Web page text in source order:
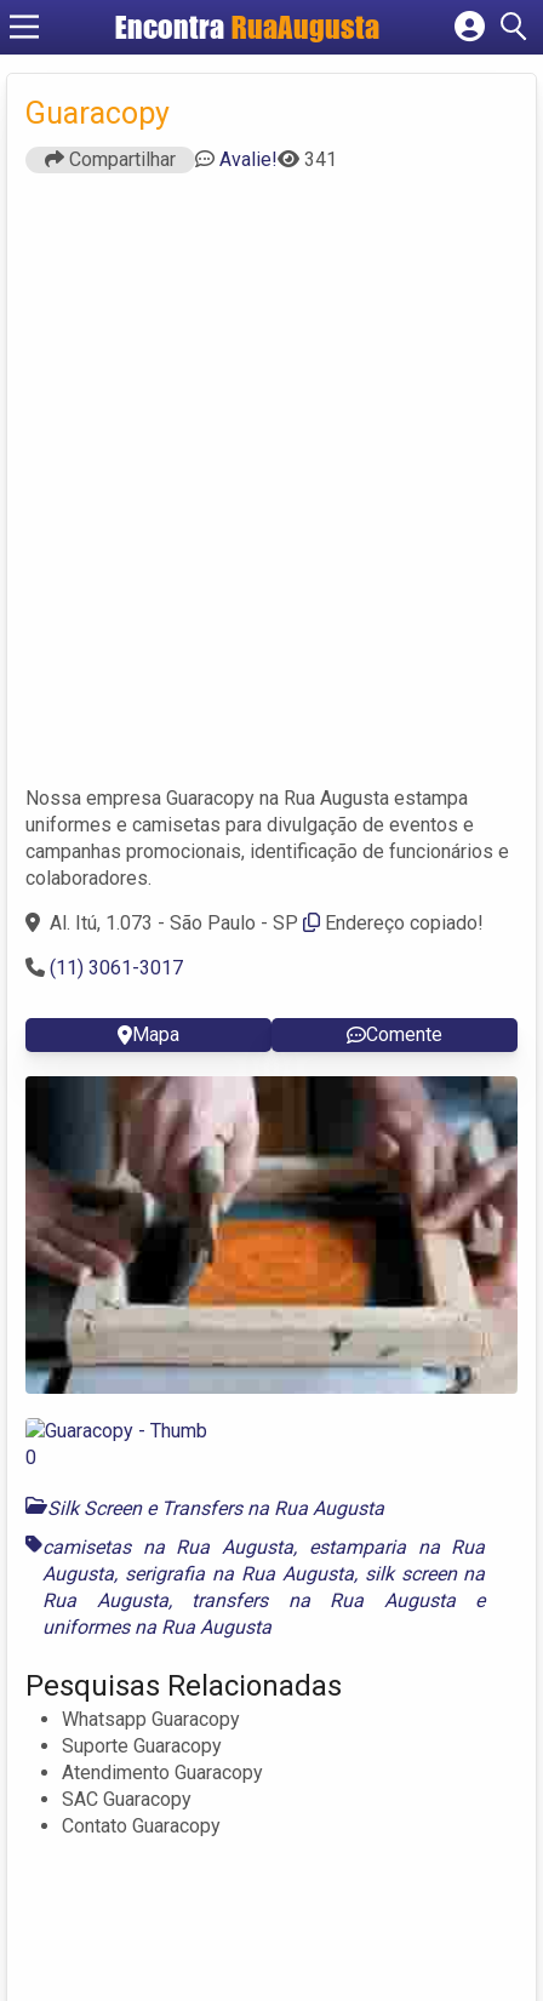
Encontra RuaAugusta
Cadastrar empresa
Guaracopy
Compartilhar Avalie! 341
Nossa empresa Guaracopy na Rua Augusta estampa
uniformes e camisetas para divulgação de eventos e
campanhas promocionais, identificação de funcionários e
colaboradores.
Al. Itú, 1.073 - São Paulo - SP
Endereço copiado!
(11) 3061-3017
Mapa Comente
Silk Screen e Transfers na Rua Augusta
camisetas na Rua Augusta, estamparia na Rua
Augusta, serigrafia na Rua Augusta, silk screen na
Rua Augusta, transfers na Rua Augustae
uniformes na Rua Augusta
Pesquisas Relacionadas
Whatsapp Guaracopy
Suporte Guaracopy
Atendimento Guaracopy
SAC Guaracopy
Contato Guaracopy